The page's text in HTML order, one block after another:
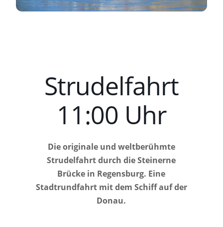
Strudelfahrt
11:00 Uhr
Die originale und weltberühmte
Strudelfahrt durch die Steinerne
Brücke in Regensburg. Eine
Stadtrundfahrt mit dem Schiff auf der
Donau.